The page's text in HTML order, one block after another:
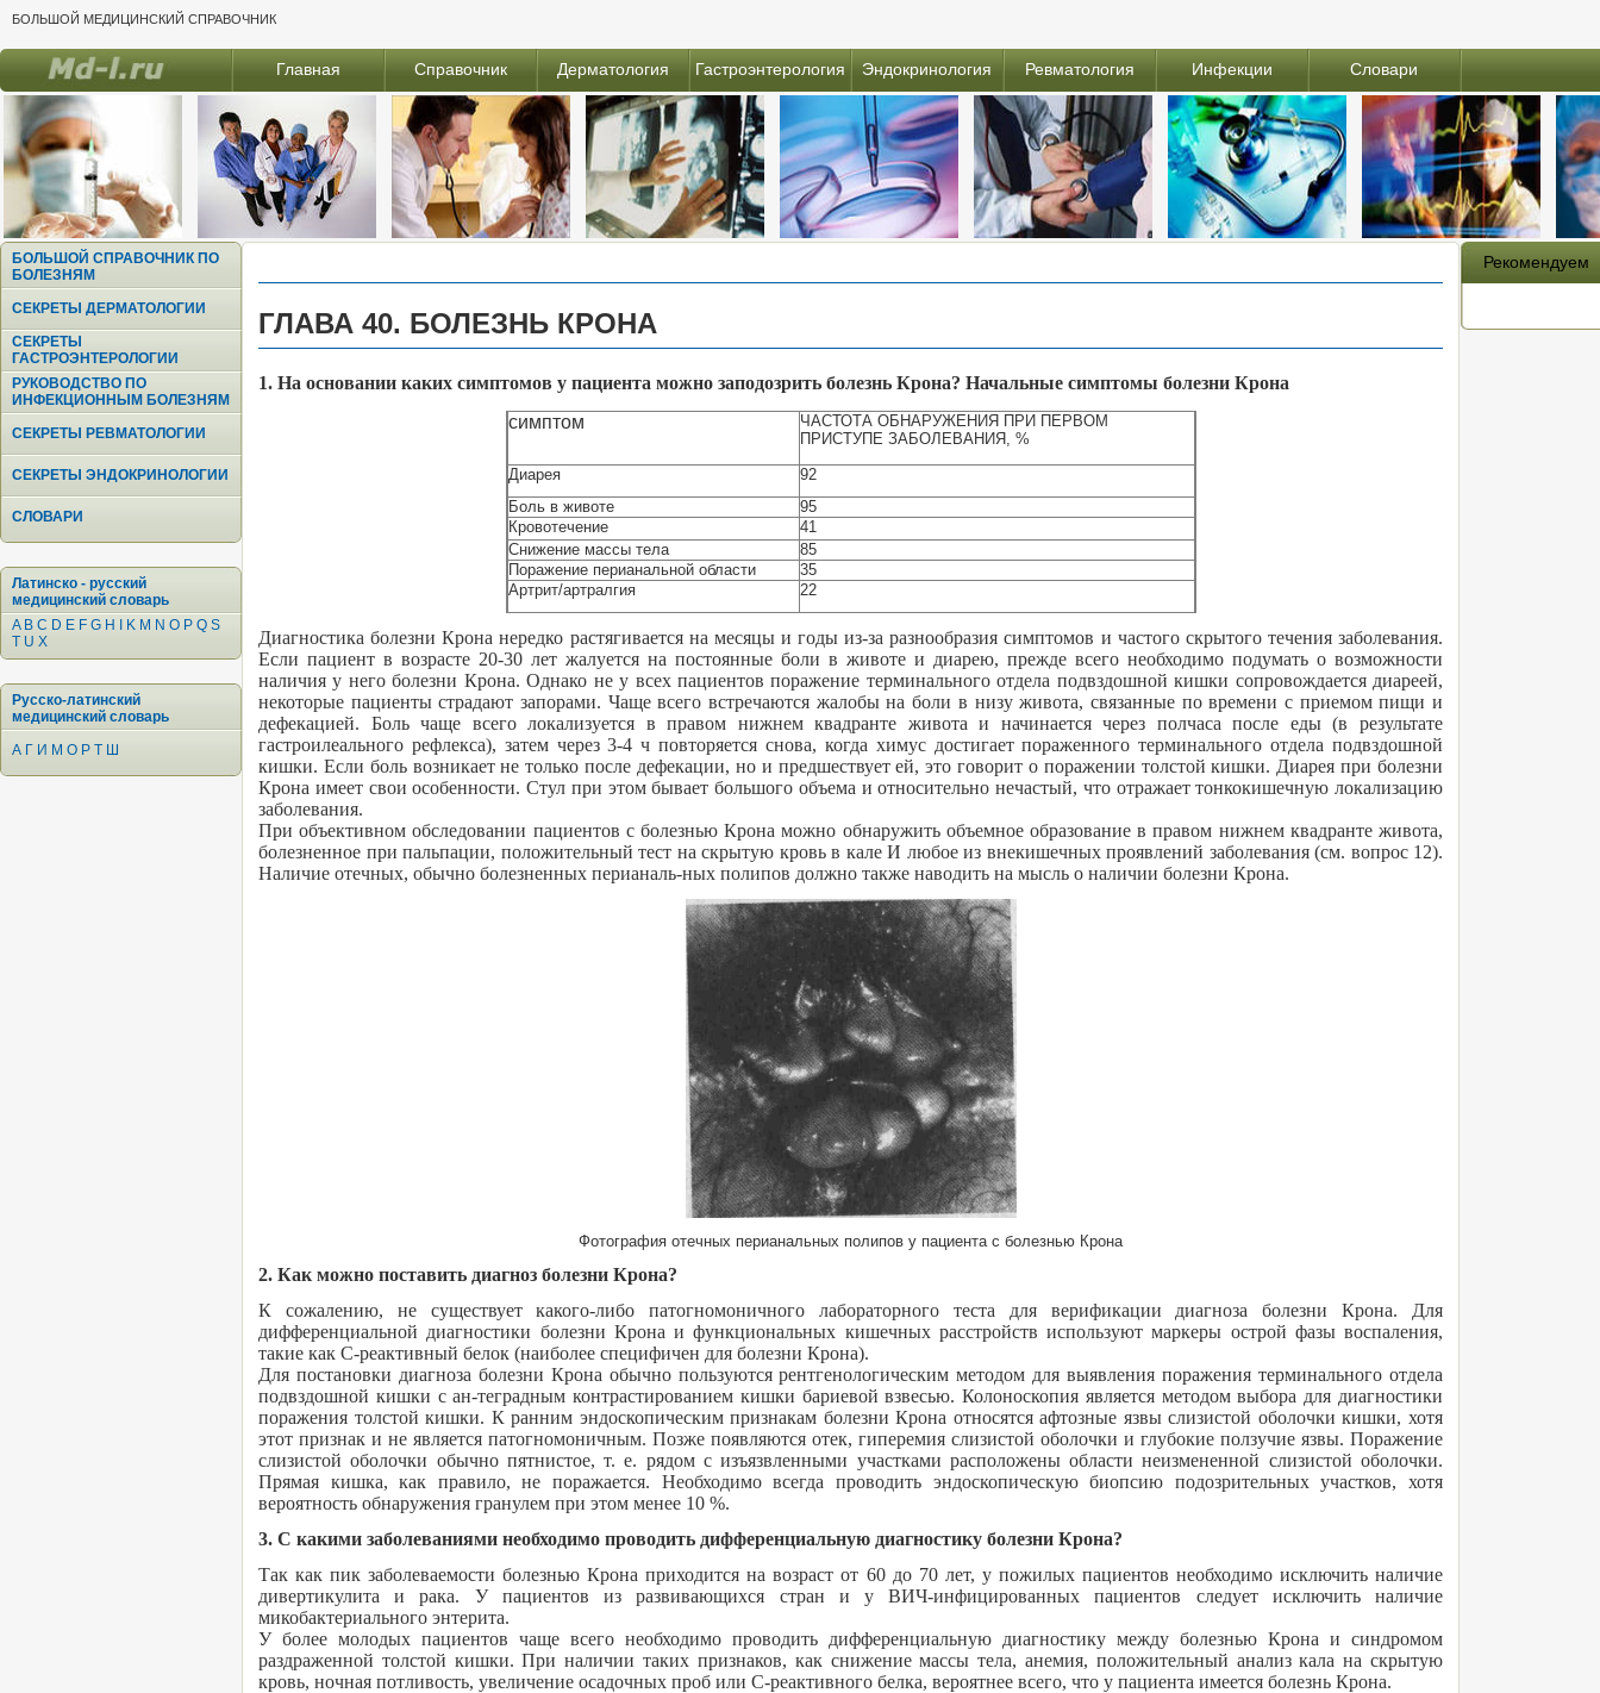
БОЛЬШОЙ МЕДИЦИНСКИЙ СПРАВОЧНИК
Главная Справочник Дерматология Гастроэнтерология Эндокринология Ревматология Инфекции Словари
БОЛЬШОЙ СПРАВОЧНИК ПО
БОЛЕЗНЯМ
СЕКРЕТЫ ДЕРМАТОЛОГИИ
СЕКРЕТЫ
ГАСТРОЭНТЕРОЛОГИИ
РУКОВОДСТВО ПО
ИНФЕКЦИОННЫМ БОЛЕЗНЯМ
СЕКРЕТЫ РЕВМАТОЛОГИИ
СЕКРЕТЫ ЭНДОКРИНОЛОГИИ
СЛОВАРИ
Латинско - русский
медицинский словарь
A B C D E F G H K M N O P Q S
T U X
Русско-латинский
медицинский словарь
А Г И М О Р Т Ш
ГЛАВА 40. БОЛЕЗНЬ КРОНА
1. На основании каких симптомов у пациента можно заподозрить болезнь Крона? Начальные симптомы болезни Крона
симптом
ЧАСТОТА ОБНАРУЖЕНИЯ ПРИ ПЕРВОМ
ПРИСТУПЕ ЗАБОЛЕВАНИЯ, %
Диарея
92
Боль в животе
95
Кровотечение
41
Снижение массы тела
85
Поражение перианальной области
35
Артрит/артралгия
22
Диагностика болезни Крона нередко растягивается на месяцы и годы из-за разнообразия симптомов и частого скрытого течения заболевания.
Если пациент в возрасте 20-30 лет жалуется на постоянные боли в животе и диарею, прежде всего необходимо подумать о возможности
наличия у него болезни Крона. Однако не у всех пациентов поражение терминального отдела подвздошной кишки сопровождается диареей,
некоторые пациенты страдают запорами. Чаще всего встречаются жалобы на боли в низу живота, связанные по времени с приемом пищи и
дефекацией. Боль чаще всего локализуется в правом нижнем квадранте живота и начинается через полчаса после еды (в результате
гастроилеального рефлекса), затем через 3-4 ч повторяется снова, когда химус достигает пораженного терминального отдела подвздошной
кишки. Если боль возникает не только после дефекации, но и предшествует ей, это говорит о поражении толстой кишки. Диарея при болезни
Крона имеет свои особенности. Стул при этом бывает большого объема и относительно нечастый, что отражает тонкокишечную локализацию
заболевания.
При объективном обследовании пациентов с болезнью Крона можно обнаружить объемное образование в правом нижнем квадранте живота,
болезненное при пальпации, положительный тест на скрытую кровь в кале И любое из внекишечных проявлений заболевания (см. вопрос 12).
Наличие отечных, обычно болезненных перианаль-ных полипов должно также наводить на мысль о наличии болезни Крона.
Фотография отечных перианальных полипов у пациента с болезнью Крона
2. Как можно поставить диагноз болезни Крона?
К сожалению, не существует какого-либо патогномоничного лабораторного теста для верификации диагноза болезни Крона. Для
дифференциальной диагностики болезни Крона и функциональных кишечных расстройств используют маркеры острой фазы воспаления,
такие как С-реактивный белок (наиболее специфичен для болезни Крона).
Для постановки диагноза болезни Крона обычно пользуются рентгенологическим методом для выявления поражения терминального отдела
подвздошной кишки с ан-теградным контрастированием кишки бариевой взвесью. Колоноскопия является методом выбора для диагностики
поражения толстой кишки. К ранним эндоскопическим признакам болезни Крона относятся афтозные язвы слизистой оболочки кишки, хотя
этот признак и не является патогномоничным. Позже появляются отек, гиперемия слизистой оболочки и глубокие ползучие язвы. Поражение
слизистой оболочки обычно пятнистое, т. е. рядом с изъязвленными участками расположены области неизмененной слизистой оболочки.
Прямая кишка, как правило, не поражается. Необходимо всегда проводить эндоскопическую биопсию подозрительных участков, хотя
вероятность обнаружения гранулем при этом менее 10 %.
3. С какими заболеваниями необходимо проводить дифференциальную диагностику болезни Крона?
Так как пик заболеваемости болезнью Крона приходится на возраст от 60 до 70 лет, у пожилых пациентов необходимо исключить наличие
дивертикулита и рака. У пациентов из развивающихся стран и у ВИЧ-инфицированных пациентов следует исключить наличие
микобактериального энтерита.
У более молодых пациентов чаще всего необходимо проводить дифференциальную диагностику между болезнью Крона и синдромом
раздраженной толстой кишки. При наличии таких признаков, как снижение массы тела, анемия, положительный анализ кала на скрытую
кровь, ночная потливость, увеличение осадочных проб или С-реактивного белка, вероятнее всего, что у пациента имеется болезнь Крона.
Рекомендуем